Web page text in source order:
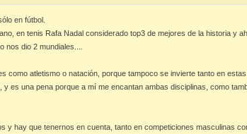
en fútbol.
en tenis Rafa Nadal considerado top3 de mejores de la historia y
nos dio 2 mundiales....
como atletismo o natación, porque tampoco se invierte tanto en
es una pena porque a mí me encantan ambas disciplinas, como
y hay que tenernos en cuenta, tanto en competiciones masculinas